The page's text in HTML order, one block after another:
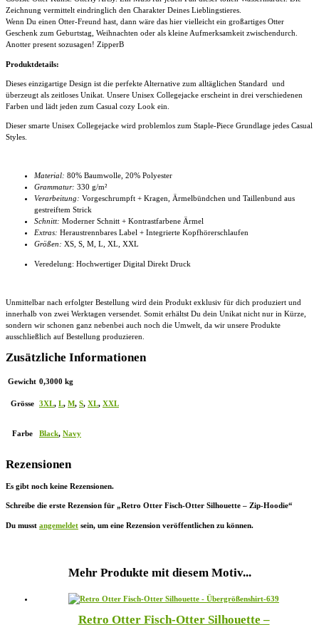
Zeichnung vermittelt eindringlich den Charakter Deines Lieblingstieres.
Wenn Du einen Otter-Freund hast, dann wäre das hier vielleicht ein großartiges Otter
Geschenk zum Geburtstag, Weihnachten oder als kleine Aufmerksamkeit zwischendurch.
Anotter present sozusagen! ZipperB
Produktdetails:
Dieses einzigartige Design ist die perfekte Alternative zum alltäglichen Standard und
überzeugt als zeitloses Unikat. Unsere Unisex Collegejacke erscheint in drei verschiedenen
Farben und lädt jeden zum Casual cozy Look ein.
Dieser smarte Unisex Collegejacke wird problemlos zum Staple-Piece Grundlage jedes Casual
Styles.
Material: 80% Baumwolle, 20% Polyester
Grammatur: 330 g/m²
Verarbeitung: Vorgeschrumpft + Kragen, Ärmelbündchen und Taillenbund aus
gestreiftem Strick
Schnitt: Moderner Schnitt + Kontrastfarbene Ärmel
Extras: Heraustrennbares Label + Integrierte Kopfhörerschlaufen
Größen: XS, S, M, L, XL, XXL
Veredelung: Hochwertiger Digital Direkt Druck
Unmittelbar nach erfolgter Bestellung wird dein Produkt exklusiv für dich produziert und
innerhalb von zwei Werktagen versendet. Somit erhältst Du dein Unikat nicht nur in Kürze,
sondern wir schonen ganz nebenbei auch noch die Umwelt, da wir unsere Produkte
ausschließlich auf Bestellung produzieren.
Zusätzliche Informationen
Gewicht 0,3000 kg
Grösse 3XL, L, M, S, XL, XXL
Farbe Black, Navy
Rezensionen
Es gibt noch keine Rezensionen.
Schreibe die erste Rezension für „Retro Otter Fisch-Otter Silhouette – Zip-Hoodie“
Du musst angemeldet sein, um eine Rezension veröffentlichen zu können.
Mehr Produkte mit diesem Motiv...
Retro Otter Fisch-Otter Silhouette –